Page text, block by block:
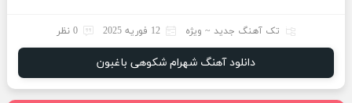
تک آهنگ جدید ~ ویژه 12 فوریه 2025 0 نظر
دانلود آهنگ شهرام شکوهی باغبون